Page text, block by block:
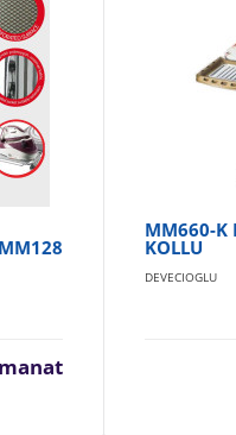
MM660-K
KOLLU
DEVECIOGLU